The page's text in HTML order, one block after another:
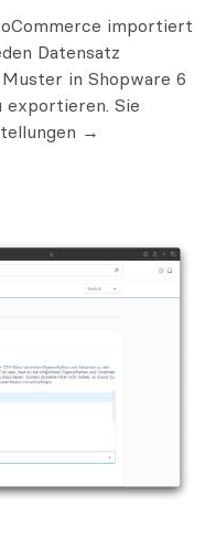
importiert
Datensatz
in Shopware 6
exportieren. Sie
→